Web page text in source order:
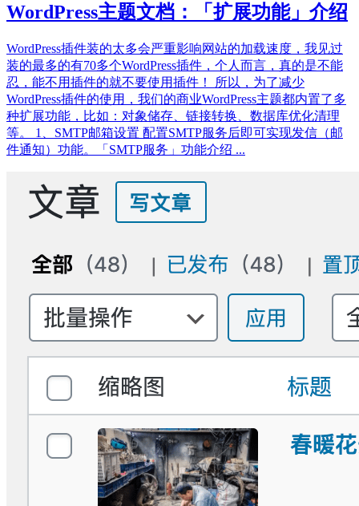
WordPress主题文档：「扩展功能」介绍
WordPress插件装的太多会严重影响网站的加载速度，我见过
装的最多的有70多个WordPress插件，个人而言，真的是不能
忍，能不用插件的就不要使用插件！ 所以，为了减少
WordPress插件的使用，我们的商业WordPress主题都内置了多
种扩展功能，比如：对象储存、链接转换、数据库优化清理
等。 1、SMTP邮箱设置 配置SMTP服务后即可实现发信（邮
件通知）功能。「SMTP服务」功能介绍 ...